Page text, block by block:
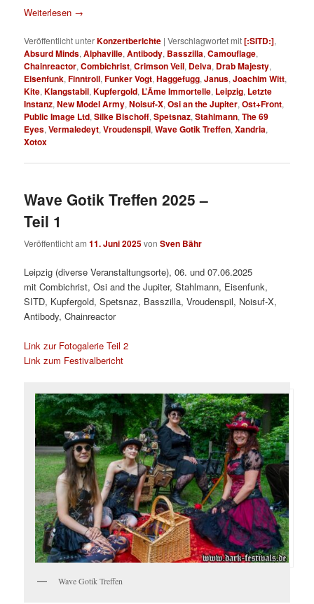
Weiterlesen →
Veröffentlicht unterKonzertberichte |Verschlagwortet mit[:SITD:],
Absurd Minds,Alphaville,Antibody, Basszilla,Camouflage,
Chainreactor,Combichrist,Crimson Veil, Delva, Drab Majesty,
Eisenfunk,Finntroll,Funker Vogt,Haggefugg,Janus,Joachim Witt,
Kite,Klangstabil,Kupfergold, L’Âme Immortelle, Leipzig, Letzte
Instanz,New Model Army,Noisuf-X,Osi an the Jupiter,Ost+Front,
Public Image Ltd,Silke Bischoff,Spetsnaz,Stahlmann,The 69
Eyes,Vermaledeyt,Vroudenspil,Wave Gotik Treffen,Xandria,
Xotox
Wave Gotik Treffen 2025 –
Teil 1
Veröffentlicht am11. Juni 2025vonSven Bähr
Leipzig (diverse Veranstaltungsorte), 06. und 07.06.2025
mit Combichrist, Osi and the Jupiter, Stahlmann, Eisenfunk,
SITD, Kupfergold, Spetsnaz, Basszilla, Vroudenspil, Noisuf-X,
Antibody, Chainreactor
Link zur Fotogalerie Teil 2
Link zum Festivalbericht
Wave Gotik Treffen